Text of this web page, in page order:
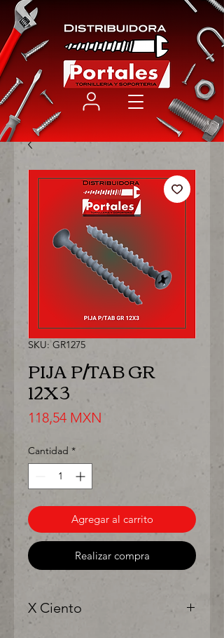
SKU: GR1275
PIJA P/TAB GR
12X3
118,54 MXN
Cantidad *
Agregar al carrito
Realizar compra
X Ciento